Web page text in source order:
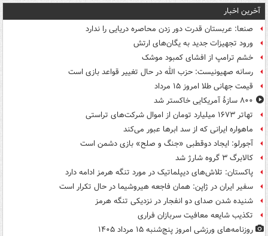
آخرین اخبار
صنعا: عربستان قدرت دور زدن محاصره دریایی را ندارد
ورود تجهیزات جدید به یگان‌های ارتش
خشم ترامپ از افشای کمبود موشک
رسانه صهیونیست: حزب الله در حال تغییر قواعد بازی است
قیمت جهانی طلا امروز ۱۵ مرداد
۸۰۰ سازۀ آمریکایی خاکستر شد
تهاتر ۱۶۷۳ میلیارد تومان از اموال شرکت‌های تراستی
ماهواره ایرانی که از سد ابرها عبور می‌کند
آجورلو: ایجاد دوقطبی «جنگ و صلح‌» بازی دشمن است
کالابرگ ۳ گروه شارژ شد
پاکستان: تلاش‌های دیپلماتیک در مورد تنگه هرمز ادامه دارد
سفیر ایران در ژاپن: همان فاجعه هیروشیما در حال تکرار است
شنیده شدن صدای دو انفجار در نزدیکی تنگه هرمز
تکذیب شایعه معافیت سربازان فراری
روزنامه‌های ورزشی امروز پنج‌شنبه ۱۵ مرداد ۱۴۰۵